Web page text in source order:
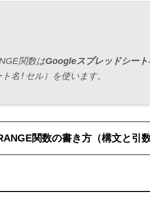
関数はGoogleスプレッドシート
ト名!セル）を使います。
関数の書き方（構文と引数